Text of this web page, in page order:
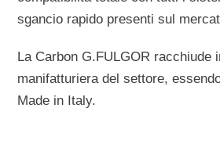
sgancio rapido presenti sul
La Carbon G.FULGOR racchiude
manifatturiera del settore,
Made in Italy.